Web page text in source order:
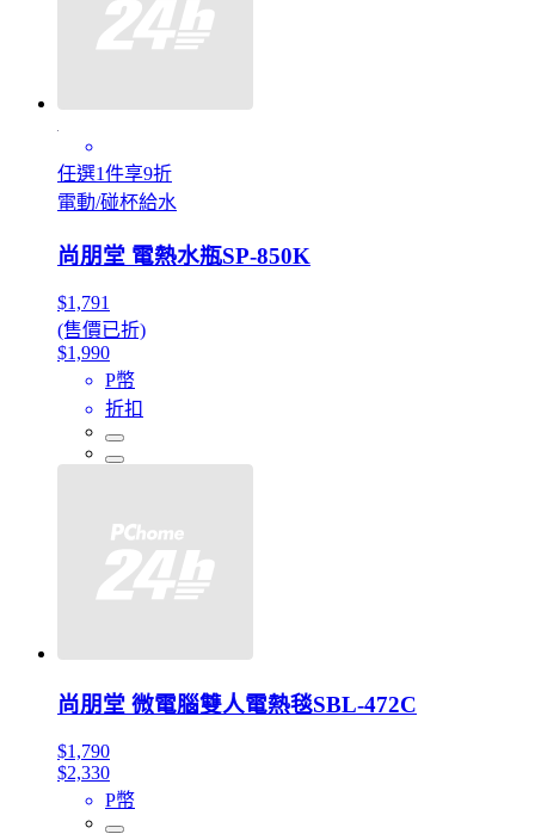
任選1件享9折
電動/碰杯給水
尚朋堂 電熱水瓶SP-850K
$1,791
(售價已折)
$1,990
P幣
折扣
尚朋堂 微電腦雙人電熱毯SBL-472C
$1,790
$2,330
P幣